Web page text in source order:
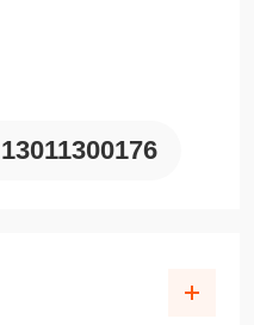
13011300176